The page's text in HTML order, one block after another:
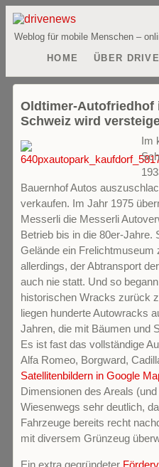
Weblog für mobile Menschen –
HOME
ÜBER
Oldtimer-Autofriedhof
Schweiz wird
Im
Bauernhof Autos
verkaufen. Im Jahr 1975
Messerli die Messerli
Betrieb bis in die 80er-Jahre.
Gelände ein Frelichtmuseum
allerdings, der Abtransport
auch nie statt. Und so
historischen Wracks zurück
liegen hunderte Autowracks
Jahren, die mit Bäumen und
Es ist fast das vollständige
Alfa Romeo, Borgward,
Satellitenbildern in Google
Dimensionen des Areals
Wiesenwegs sehr deutlich,
Fahrzeuge bereits recht
mit diversem Grünzeug
Ein extra gegründeter